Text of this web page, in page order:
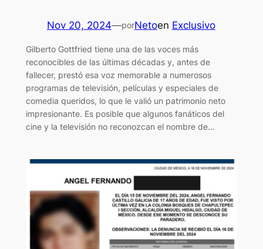
Nov 20, 2024—porNetoen Exclusivo
Gilberto Gottfried tiene una de las voces más
reconocibles de las últimas décadas y, antes de
fallecer, prestó esa voz memorable a numerosos
programas de televisión, películas y especiales de
comedia queridos, lo que le valió un patrimonio neto
impresionante. Es posible que algunos fanáticos del
cine y la televisión no reconozcan el nombre de…